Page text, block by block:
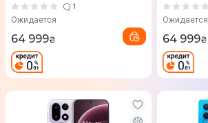
1
Ожидается
64 999₴
Ожидается
64 999₴